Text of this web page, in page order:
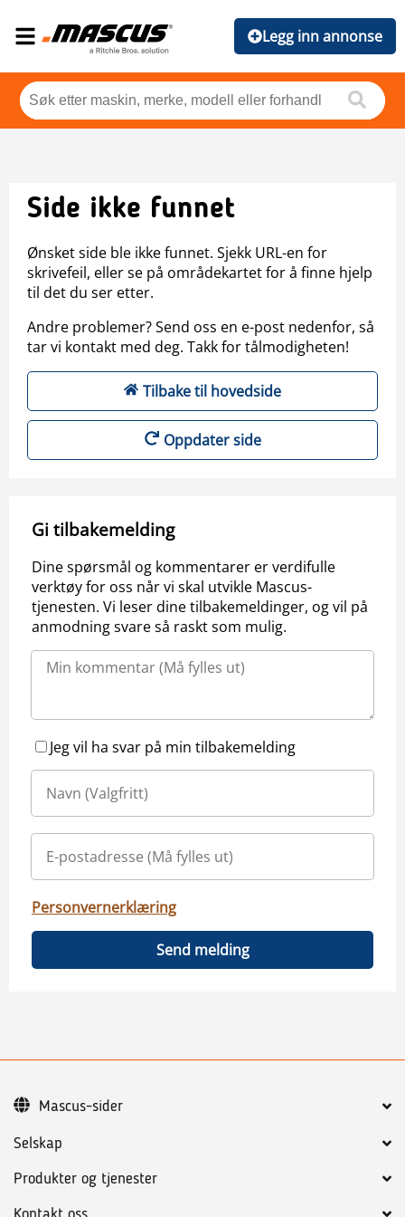
Legg inn annonse
Side ikke funnet
Ønsket side ble ikke funnet. Sjekk URL-en for
skrivefeil, eller se på områdekartet for å finne hjelp
til det du ser etter.
Andre problemer? Send oss en e-post nedenfor, så
tar vi kontakt med deg. Takk for tålmodigheten!
Tilbake til hovedside
Oppdater side
Gi tilbakemelding
Dine spørsmål og kommentarer er verdifulle
verktøy for oss når vi skal utvikle Mascus-
tjenesten. Vi leser dine tilbakemeldinger, og vil på
anmodning svare så raskt som mulig.
Jeg vil ha svar på min tilbakemelding
Personvernerklæring
Send melding
Selskap
Produkter og tjenester
Mascus-sider